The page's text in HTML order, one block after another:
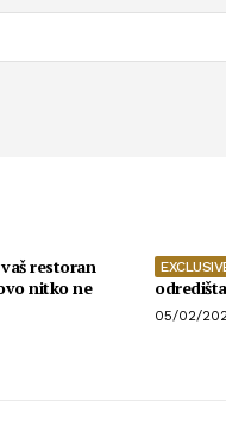
restoran
nitko ne
05/02/